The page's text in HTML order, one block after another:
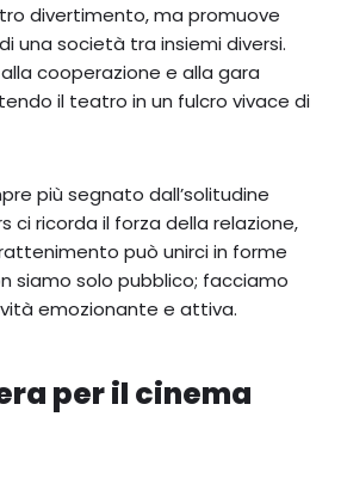
divertimento, ma promuove
una società tra insiemi diversi.
cooperazione e alla gara
il teatro in un fulcro vivace di
più segnato dall’solitudine
ci ricorda il forza della relazione,
può unirci in forme
siamo solo pubblico; facciamo
emozionante e attiva.
per il cinema